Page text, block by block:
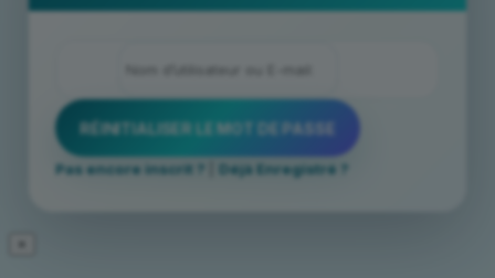
Pas encore inscrit ? Déjà Enregistré ?